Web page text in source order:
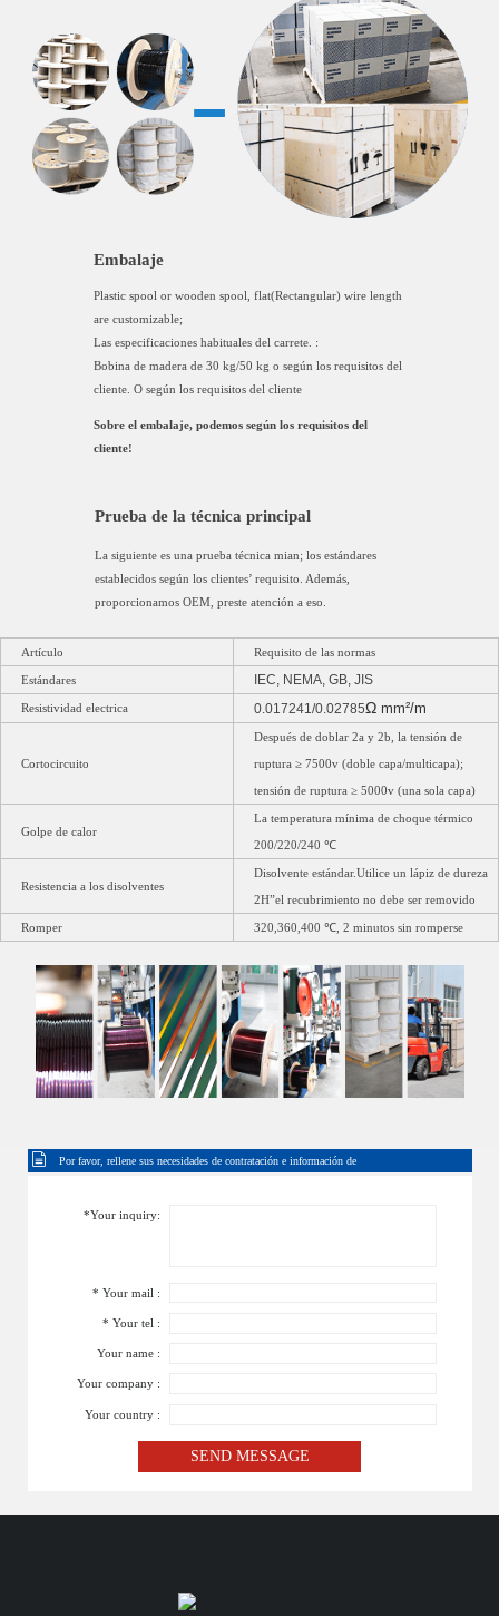
Embalaje
Plastic spool or wooden spool, flat(Rectangular) wire length
are customizable;
Las especificaciones habituales del carrete. :
Bobina de madera de 30 kg/50 kg o según los requisitos del
cliente. O según los requisitos del cliente
Sobre el embalaje, podemos según los requisitos del
cliente!
Prueba de la técnica principal
La siguiente es una prueba técnica mian; los estándares
establecidos según los clientes’ requisito. Además,
proporcionamos OEM, preste atención a eso.
Artículo Requisito de las normas
Estándares IEC, NEMA, GB, JIS
Resistividad electrica 0.017241/0.02785Ωmm²/m
Cortocircuito
Después de doblar 2a y 2b, la tensión de
ruptura ≥ 7500v (doble capa/multicapa);
tensión de ruptura ≥ 5000v (una sola capa)
Golpe de calor
La temperatura mínima de choque térmico
200/220/240 ℃
Resistencia a los disolventes
Disolvente estándar.Utilice un lápiz de dureza
2H”el recubrimiento no debe ser removido
Romper 320,360,400 ℃, 2 minutos sin romperse
Por favor, rellene sus necesidades de contratación e información de
*Your inquiry:
* Your mail :
* Your tel :
Your name :
Your company :
Your country :